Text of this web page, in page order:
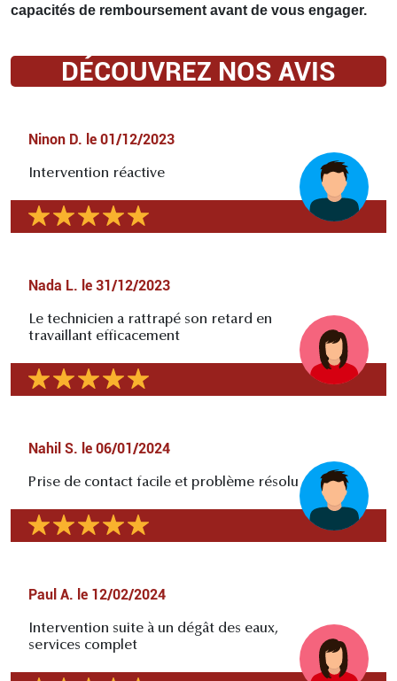
capacités de remboursement avant de vous engager.
DÉCOUVREZ NOS AVIS
Ninon D. le 01/12/2023
Intervention réactive
Nada L. le 31/12/2023
Le technicien a rattrapé son retard en
travaillant efficacement
Nahil S. le 06/01/2024
Prise de contact facile et problème résolu
Paul A. le 12/02/2024
Intervention suite à un dégât des eaux,
services complet